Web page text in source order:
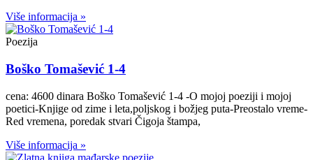
Više informacija »
Poezija
Boško Tomašević 1-4
cena: 4600 dinara Boško Tomašević 1-4 -O mojoj poeziji i mojoj
poetici-Knjige od zime i leta,poljskog i božjeg puta-Preostalo vreme-
Red vremena, poredak stvari Čigoja štampa,
Više informacija »